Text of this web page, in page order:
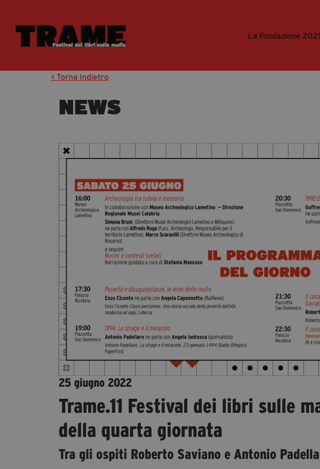
La Fondazione
< Torna Indietro
NEWS
25 giugno 2022
Trame.11 Festival dei libri sulle
della quarta giornata
Tra gli ospiti Roberto Saviano e Antonio